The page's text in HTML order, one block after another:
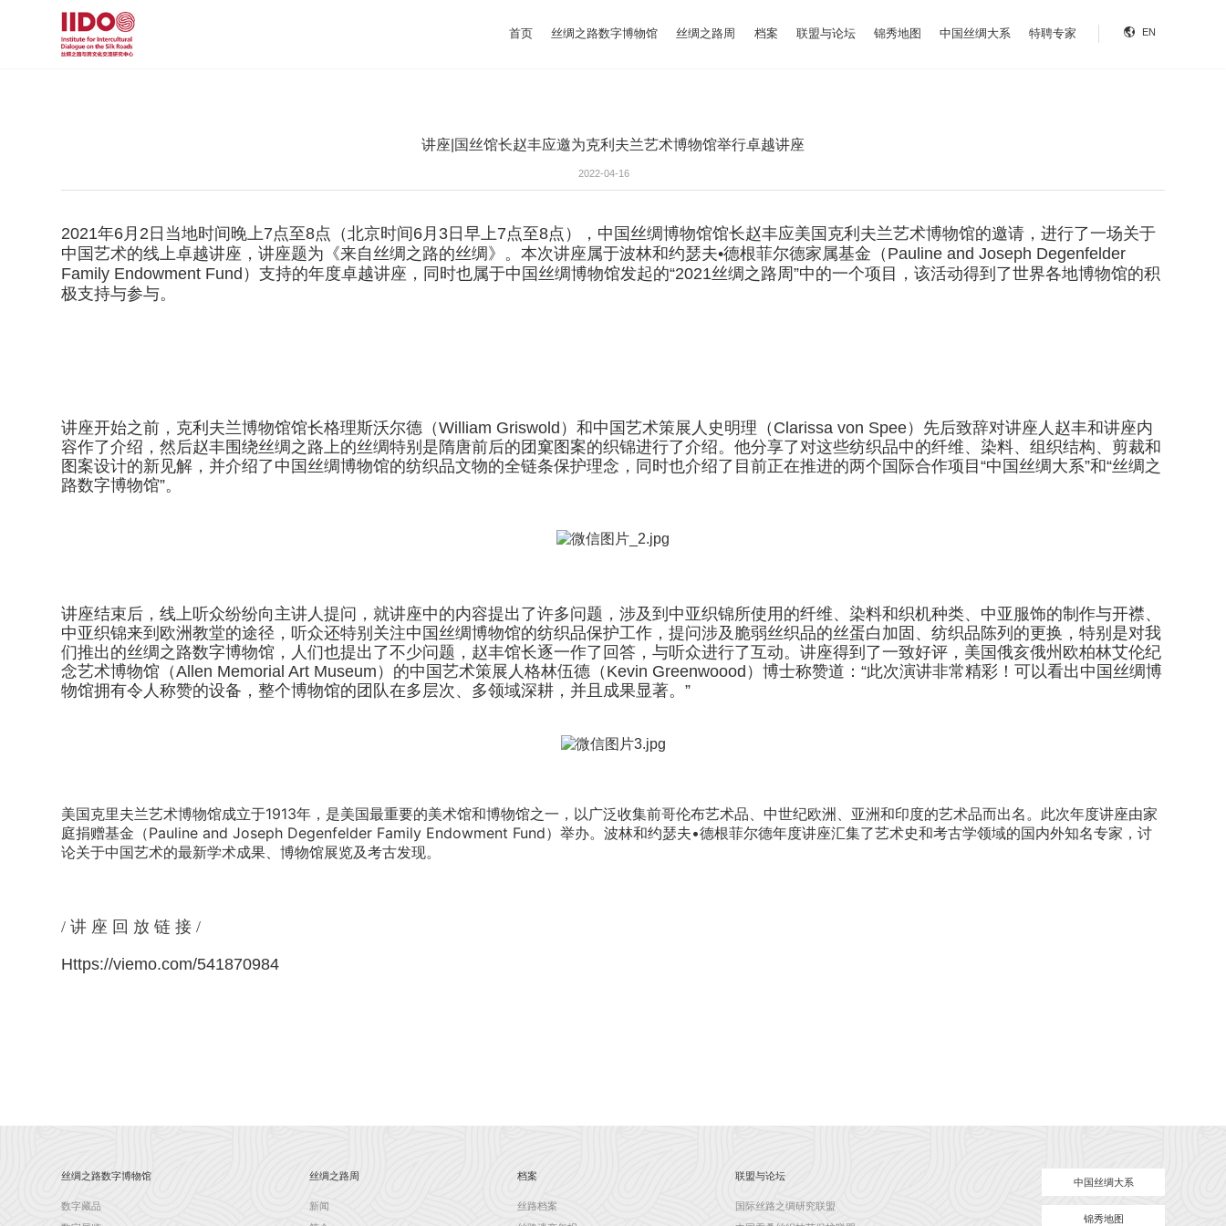
首页 丝绸之路数字博物馆 丝绸之路周 档案 联盟与论坛 锦秀地图 中国丝绸大系 特聘专家 EN
讲座|国丝馆长赵丰应邀为克利夫兰艺术博物馆举行卓越讲座
2022-04-16
2021年6月2日当地时间晚上7点至8点（北京时间6月3日早上7点至8点），中国丝绸博物馆馆长赵丰应美国克利夫兰艺术博物馆的邀请，进行了一场关于
中国艺术的线上卓越讲座，讲座题为《来自丝绸之路的丝绸》。本次讲座属于波林和约瑟夫•德根菲尔德家属基金（Pauline and Joseph Degenfelder
Family Endowment Fund）支持的年度卓越讲座，同时也属于中国丝绸博物馆发起的“2021丝绸之路周”中的一个项目，该活动得到了世界各地博物馆的积
极支持与参与。
讲座开始之前，克利夫兰博物馆馆长格理斯沃尔德（William Griswold）和中国艺术策展人史明理（Clarissa von Spee）先后致辞对讲座人赵丰和讲座内
容作了介绍，然后赵丰围绕丝绸之路上的丝绸特别是隋唐前后的团窠图案的织锦进行了介绍。他分享了对这些纺织品中的纤维、染料、组织结构、剪裁和
图案设计的新见解，并介绍了中国丝绸博物馆的纺织品文物的全链条保护理念，同时也介绍了目前正在推进的两个国际合作项目“中国丝绸大系”和“丝绸之
路数字博物馆”。
讲座结束后，线上听众纷纷向主讲人提问，就讲座中的内容提出了许多问题，涉及到中亚织锦所使用的纤维、染料和织机种类、中亚服饰的制作与开襟、
中亚织锦来到欧洲教堂的途径，听众还特别关注中国丝绸博物馆的纺织品保护工作，提问涉及脆弱丝织品的丝蛋白加固、纺织品陈列的更换，特别是对我
们推出的丝绸之路数字博物馆，人们也提出了不少问题，赵丰馆长逐一作了回答，与听众进行了互动。讲座得到了一致好评，美国俄亥俄州欧柏林艾伦纪
念艺术博物馆（Allen Memorial Art Museum）的中国艺术策展人格林伍德（Kevin Greenwoood）博士称赞道：“此次演讲非常精彩！可以看出中国丝绸博
物馆拥有令人称赞的设备，整个博物馆的团队在多层次、多领域深耕，并且成果显著。”
美国克里夫兰艺术博物馆成立于1913年，是美国最重要的美术馆和博物馆之一，以广泛收集前哥伦布艺术品、中世纪欧洲、亚洲和印度的艺术品而出名。此次年度讲座由家
庭捐赠基金（Pauline and Joseph Degenfelder Family Endowment Fund）举办。波林和约瑟夫•德根菲尔德年度讲座汇集了艺术史和考古学领域的国内外知名专家，讨
论关于中国艺术的最新学术成果、博物馆展览及考古发现。
/讲座回放链接/
Https://viemo.com/541870984
丝绸之路数字博物馆
数字藏品
丝绸之路周
新闻
档案
丝路档案
联盟与论坛
国际丝路之绸研究联盟
中国丝绸大系
锦秀地图